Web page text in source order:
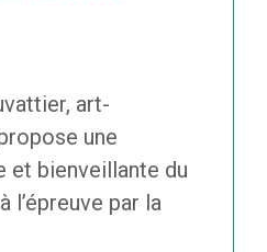
art-
une
et bienveillante du
l’épreuve par la